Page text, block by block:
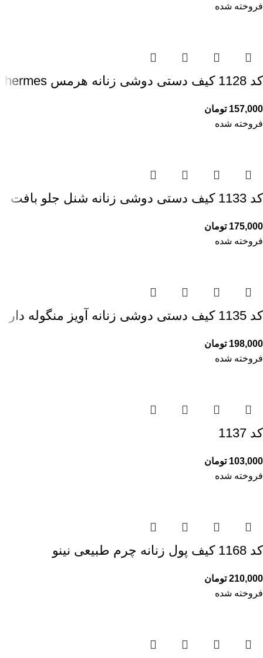
فروخته شده
کد 1128 کیف دستی دوشی زنانه هرمس hermes
157,000 تومان
فروخته شده
کد 1133 کیف دستی دوشی زنانه شنل جلو بافت
175,000 تومان
فروخته شده
کد 1135 کیف دستی دوشی زنانه آویز منگوله دار
198,000 تومان
فروخته شده
کد 1137
103,000 تومان
فروخته شده
کد 1168 کیف پول زنانه چرم طبیعی نینو
210,000 تومان
فروخته شده